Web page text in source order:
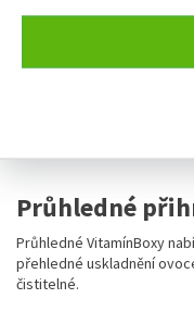
Ve všech mrazničkách s
mohou být díky
potřebný prostor.
přizpůsobit místo pro
Průhledné
Průhledné VitamínBoxy
přehledné uskladnění
čistitelné.